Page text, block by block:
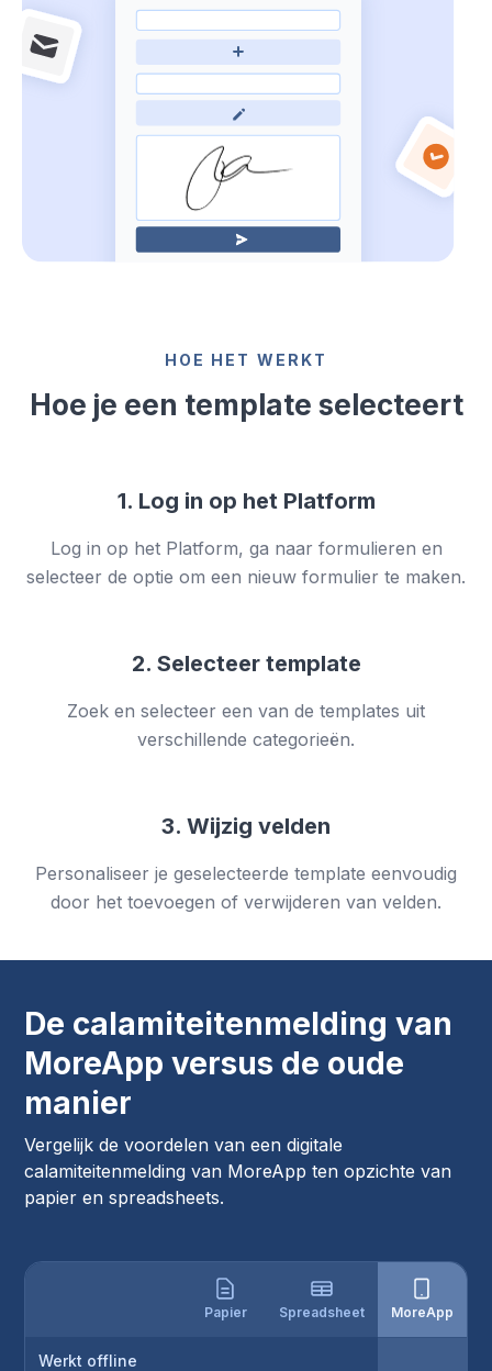
HOE HET WERKT
Hoe je een template selecteert
1. Log in op het Platform
Log in op het Platform, ga naar formulieren en
selecteer de optie om een nieuw formulier te maken.
2. Selecteer template
Zoek en selecteer een van de templates uit
verschillende categorieën.
3. Wijzig velden
Personaliseer je geselecteerde template eenvoudig
door het toevoegen of verwijderen van velden.
De calamiteitenmelding van
MoreApp versus de oude
manier
Vergelijk de voordelen van een digitale
calamiteitenmelding van MoreApp ten opzichte van
papier en spreadsheets.
Papier Spreadsheet MoreApp
Werkt offline